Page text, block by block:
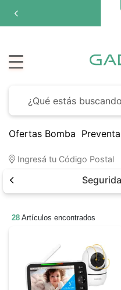
Ofertas Bomba Preventa
Ingresá tu Código Postal
28 Artículos encontrados